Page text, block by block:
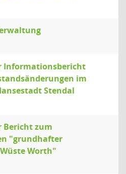
Informationsbericht
im
Stendal
Bericht zum
"grundhafter
Worth"